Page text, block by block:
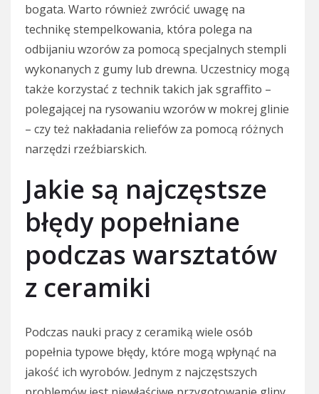
bogata. Warto również zwrócić uwagę na
technikę stempelkowania, która polega na
odbijaniu wzorów za pomocą specjalnych stempli
wykonanych z gumy lub drewna. Uczestnicy mogą
także korzystać z technik takich jak sgraffito –
polegającej na rysowaniu wzorów w mokrej glinie
– czy też nakładania reliefów za pomocą różnych
narzędzi rzeźbiarskich.
Jakie są najczęstsze
błędy popełniane
podczas warsztatów
z ceramiki
Podczas nauki pracy z ceramiką wiele osób
popełnia typowe błędy, które mogą wpłynąć na
jakość ich wyrobów. Jednym z najczęstszych